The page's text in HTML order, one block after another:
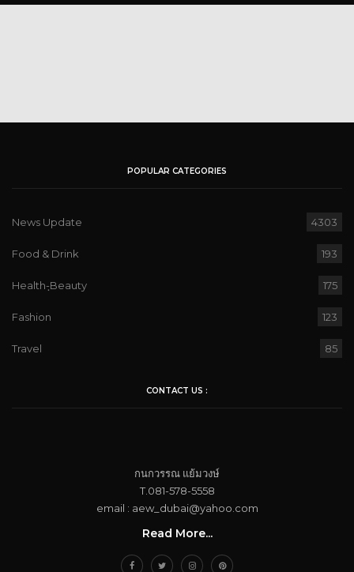
POPULAR CATEGORIES
News Update 4303
Food & Drink 193
Health-ฺBeauty 175
Fashion 123
Travel 85
CONTACT US :
กนกวรรณ​ แย้ม​วงษ์
T.081-578-5558
email : aew_dubai@yahoo.com​
Read More...